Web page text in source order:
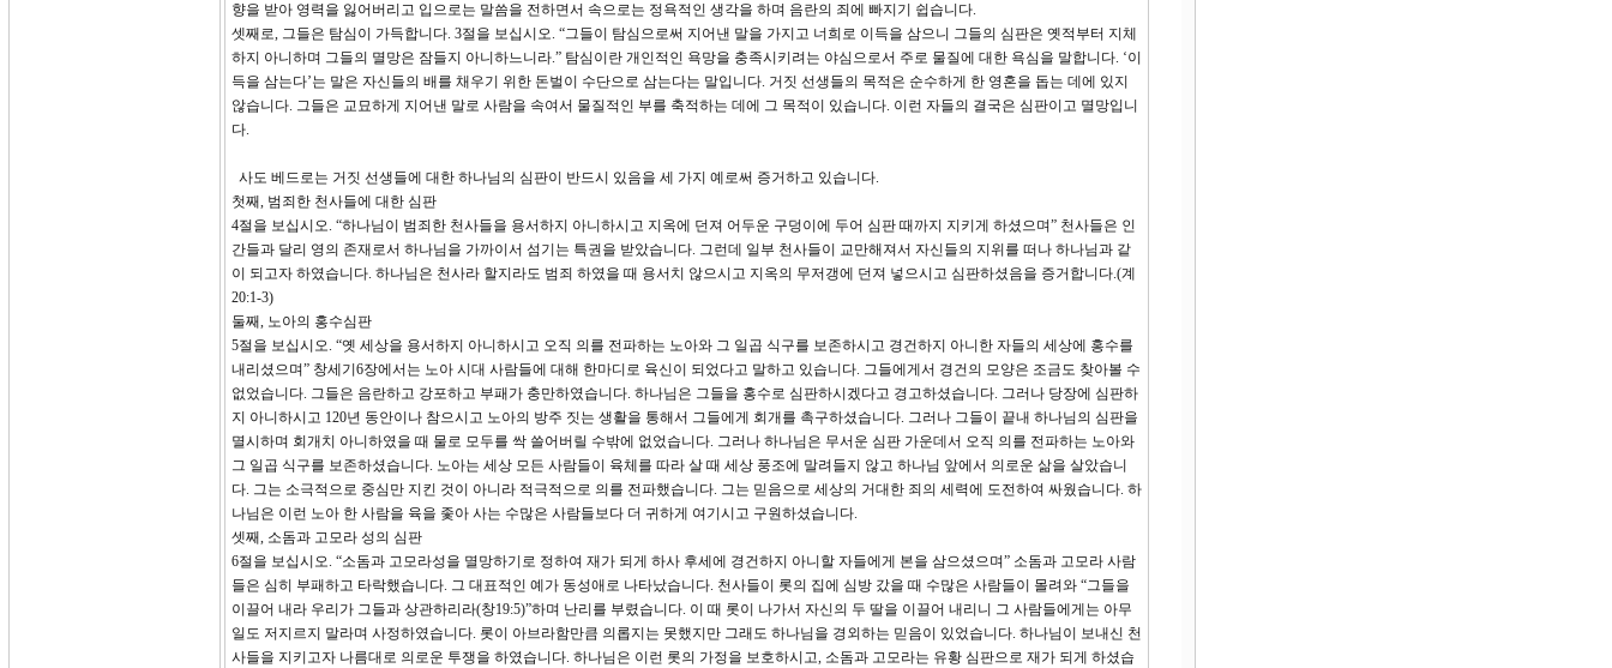
향을 받아 영력을 잃어버리고 입으로는 말씀을 전하면서 속으로는 정욕적인 생각을 하며 음란의 죄에 빠지기 쉽습니다.
셋째로, 그들은 탐심이 가득합니다. 3절을 보십시오. “그들이 탐심으로써 지어낸 말을 가지고 너희로 이득을 삼으니 그들의 심판은 옛적부터 지체
하지 아니하며 그들의 멸망은 잠들지 아니하느니라.” 탐심이란 개인적인 욕망을 충족시키려는 야심으로서 주로 물질에 대한 욕심을 말합니다. ‘이
득을 삼는다’는 말은 자신들의 배를 채우기 위한 돈벌이 수단으로 삼는다는 말입니다. 거짓 선생들의 목적은 순수하게 한 영혼을 돕는 데에 있지
않습니다. 그들은 교묘하게 지어낸 말로 사람을 속여서 물질적인 부를 축적하는 데에 그 목적이 있습니다. 이런 자들의 결국은 심판이고 멸망입니
다.
사도 베드로는 거짓 선생들에 대한 하나님의 심판이 반드시 있음을 세 가지 예로써 증거하고 있습니다.
첫째, 범죄한 천사들에 대한 심판
4절을 보십시오. “하나님이 범죄한 천사들을 용서하지 아니하시고 지옥에 던져 어두운 구덩이에 두어 심판 때까지 지키게 하셨으며” 천사들은 인
간들과 달리 영의 존재로서 하나님을 가까이서 섬기는 특권을 받았습니다. 그런데 일부 천사들이 교만해져서 자신들의 지위를 떠나 하나님과 같
이 되고자 하였습니다. 하나님은 천사라 할지라도 범죄 하였을 때 용서치 않으시고 지옥의 무저갱에 던져 넣으시고 심판하셨음을 증거합니다.(계
20:1-3)
둘째, 노아의 홍수심판
5절을 보십시오. “옛 세상을 용서하지 아니하시고 오직 의를 전파하는 노아와 그 일곱 식구를 보존하시고 경건하지 아니한 자들의 세상에 홍수를
내리셨으며” 창세기6장에서는 노아 시대 사람들에 대해 한마디로 육신이 되었다고 말하고 있습니다. 그들에게서 경건의 모양은 조금도 찾아볼 수
없었습니다. 그들은 음란하고 강포하고 부패가 충만하였습니다. 하나님은 그들을 홍수로 심판하시겠다고 경고하셨습니다. 그러나 당장에 심판하
지 아니하시고 120년 동안이나 참으시고 노아의 방주 짓는 생활을 통해서 그들에게 회개를 촉구하셨습니다. 그러나 그들이 끝내 하나님의 심판을
멸시하며 회개치 아니하였을 때 물로 모두를 싹 쓸어버릴 수밖에 없었습니다. 그러나 하나님은 무서운 심판 가운데서 오직 의를 전파하는 노아와
그 일곱 식구를 보존하셨습니다. 노아는 세상 모든 사람들이 육체를 따라 살 때 세상 풍조에 말려들지 않고 하나님 앞에서 의로운 삶을 살았습니
다. 그는 소극적으로 중심만 지킨 것이 아니라 적극적으로 의를 전파했습니다. 그는 믿음으로 세상의 거대한 죄의 세력에 도전하여 싸웠습니다. 하
나님은 이런 노아 한 사람을 육을 좇아 사는 수많은 사람들보다 더 귀하게 여기시고 구원하셨습니다.
셋째, 소돔과 고모라 성의 심판
6절을 보십시오. “소돔과 고모라성을 멸망하기로 정하여 재가 되게 하사 후세에 경건하지 아니할 자들에게 본을 삼으셨으며” 소돔과 고모라 사람
들은 심히 부패하고 타락했습니다. 그 대표적인 예가 동성애로 나타났습니다. 천사들이 롯의 집에 심방 갔을 때 수많은 사람들이 몰려와 “그들을
이끌어 내라 우리가 그들과 상관하리라(창19:5)”하며 난리를 부렸습니다. 이 때 롯이 나가서 자신의 두 딸을 이끌어 내리니 그 사람들에게는 아무
일도 저지르지 말라며 사정하였습니다. 롯이 아브라함만큼 의롭지는 못했지만 그래도 하나님을 경외하는 믿음이 있었습니다. 하나님이 보내신 천
사들을 지키고자 나름대로 의로운 투쟁을 하였습니다. 하나님은 이런 롯의 가정을 보호하시고, 소돔과 고모라는 유황 심판으로 재가 되게 하셨습